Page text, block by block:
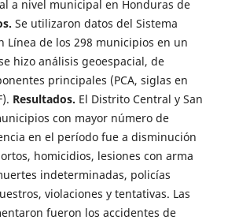
a nivel municipal en Honduras de
Se utilizaron datos del Sistema
Línea de los 298 municipios en un
hizo análisis geoespacial, de
principales (PCA, siglas en
Resultados. El Distrito Central y San
con mayor número de
en el período fue a disminución
homicidios, lesiones con arma
indeterminadas, policías
violaciones y tentativas. Las
fueron los accidentes de